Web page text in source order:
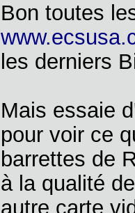
Bon toutes
les derniers
Mais essaie
pour voir ce
barrettes de
à la qualité
autre carte